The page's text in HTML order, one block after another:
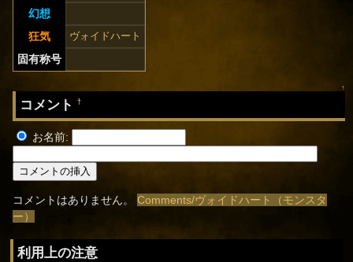
幻想
狂気
ヴォイドハート
固有称号
↑
コメント†
お名前:
コメントはありません。Comments/ヴォイドハート（モンスタ
ー）
利用上の注意